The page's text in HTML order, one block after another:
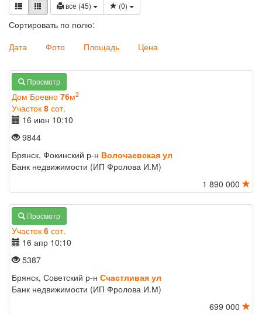
все (45) (0)
Сортировать по полю:
Дата
Фото Площадь Цена
Просмотр
Дом Бревно 76м2
Участок 8 сот.
16 июн 10:10
9844
Брянск, Фокинский р-н Волочаевская ул
Банк недвижимости (ИП Фролова И.М)
1 890 000
Просмотр
Участок 6 сот.
16 апр 10:10
5387
Брянск, Советский р-н Счастливая ул
Банк недвижимости (ИП Фролова И.М)
699 000